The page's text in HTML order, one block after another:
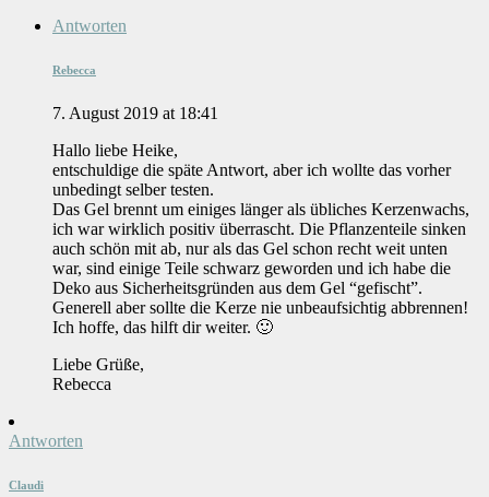
Antworten
Rebecca
7. August 2019 at 18:41
Hallo liebe Heike,
entschuldige die späte Antwort, aber ich wollte das vorher
unbedingt selber testen.
Das Gel brennt um einiges länger als übliches Kerzenwachs,
ich war wirklich positiv überrascht. Die Pflanzenteile sinken
auch schön mit ab, nur als das Gel schon recht weit unten
war, sind einige Teile schwarz geworden und ich habe die
Deko aus Sicherheitsgründen aus dem Gel “gefischt”.
Generell aber sollte die Kerze nie unbeaufsichtig abbrennen!
Ich hoffe, das hilft dir weiter. 🙂
Liebe Grüße,
Rebecca
Antworten
Claudi